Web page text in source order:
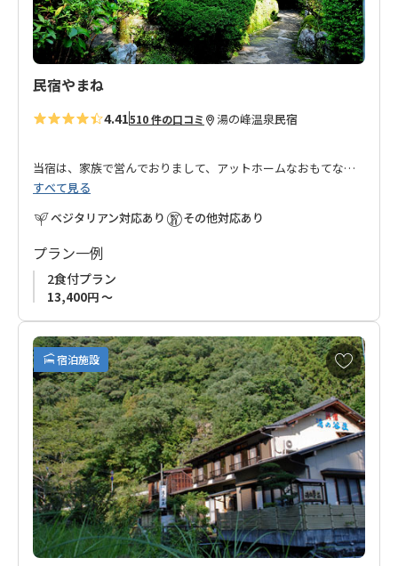
民宿やまね
4.41510 件の口コミ 湯の峰温泉民宿
当宿は、家族で営んでおりまして、アットホームなおもてなし
でお迎えさせていただきます。
地元の旬の素材と温泉水を使用した、すべて手作りのお料理で
す。
温泉は24時間かけ流しの薬湯となっております。
また、世界遺産唯一の湯と言われる湯の峰温泉のつぼ湯も歩い
是非、一度わが民宿やまねにいらしてください。皆様のお越し
を心よりお待ちしております。
■ご予約受付について
◆当館は1室2名様からのご利用とさせて頂きます。
◆お申込みの受付はご利用希望日の３ケ月前からです。
◆連泊はお受けできません。ご了承ください。
すべて見る
ベジタリアン対応あり
その他対応あり
プラン一例
2食付プラン
13,400円 ～
宿泊施設
お
気
に
入
り
に
追
加